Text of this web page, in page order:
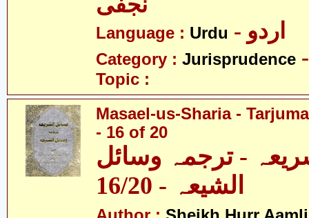
Language : Urdu - اردو
Category : Jurisprudence
Topic :
Masael-us-Sharia -
- 16 of 20
- ترجمہ وسائل
الشیعہ - 16/20